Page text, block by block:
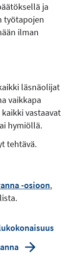
ja
työtapojen
ilman
läsnäolijat
vaikkapa
vastaavat
hymiöllä.
tehtävä.
-osioon,